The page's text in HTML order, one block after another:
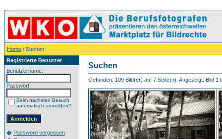
Home / Suchen
Registrierte Benutzer
Benutzername:
Passwort:
Beim nächsten Besuch
automatisch anmelden?
� Password vergessen
Suchen
Gefunden: 109 Bild(er) auf 7 Seite(n). Angezeigt: Bild 1